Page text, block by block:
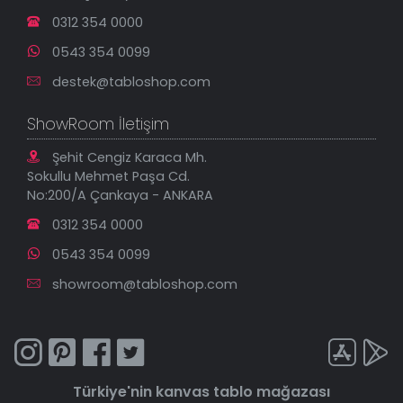
0312 354 0000
0543 354 0099
destek@tabloshop.com
ShowRoom İletişim
Şehit Cengiz Karaca Mh.
Sokullu Mehmet Paşa Cd.
No:200/A Çankaya - ANKARA
0312 354 0000
0543 354 0099
showroom@tabloshop.com
Türkiye'nin kanvas tablo mağazası